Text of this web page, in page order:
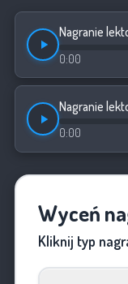
Nagranie
0:00
Nagranie
0:00
Wyceń
Kliknij typ